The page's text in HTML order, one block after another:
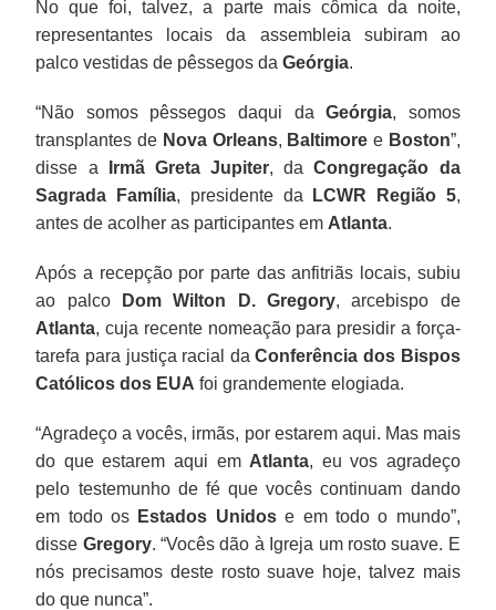
No que foi, talvez, a parte mais cômica da noite,
representantes locais da assembleia subiram ao
palco vestidas de pêssegos daGeórgia.
“Não somos pêssegos daqui daGeórgia, somos
transplantes de Nova Orleans, Baltimore e Boston”,
disse a
Irmã Greta Jupiter, daCongregação da
Sagrada Família, presidente da LCWR Região 5,
antes de acolher as participantes em Atlanta.
Após a recepção por parte das anfitriãs locais, subiu
ao palco
Dom Wilton D. Gregory, arcebispo de
Atlanta, cuja recente nomeação para presidir a força-
tarefa para justiça racial daConferência dos Bispos
Católicos dos EUA foi grandemente elogiada.
“Agradeço a vocês, irmãs, por estarem aqui. Mas mais
do que estarem aqui em Atlanta, eu vos agradeço
pelo testemunho de fé que vocês continuam dando
em todo os Estados Unidose em todo o mundo”,
disse Gregory. “Vocês dão à Igreja um rosto suave. E
nós precisamos deste rosto suave hoje, talvez mais
do que nunca”.